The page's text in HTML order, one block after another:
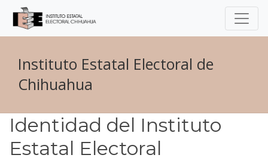
Instituto Estatal Electoral de
Chihuahua
Identidad del Instituto
Estatal Electoral